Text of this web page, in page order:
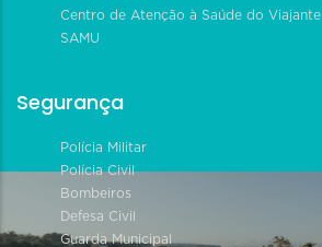
Centro de Atenção à Saúde do Viajante
SAMU
Segurança
Polícia Militar
Polícia Civil
Bombeiros
Defesa Civil
Guarda Municipal